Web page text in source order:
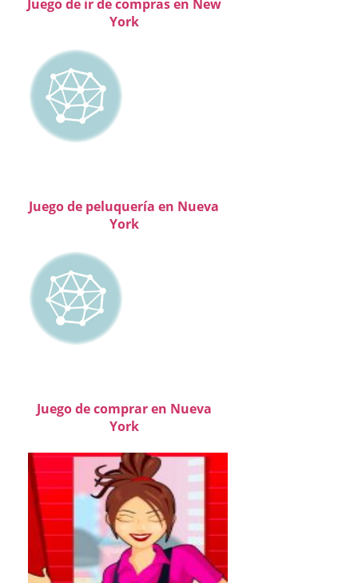
Juego de ir de compras en New
York
Juego de peluquería en Nueva
York
Juego de comprar en Nueva
York